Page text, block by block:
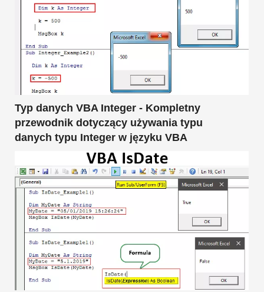
Typ danych VBA Integer - Kompletny
przewodnik dotyczący używania typu
danych typu Integer w języku VBA